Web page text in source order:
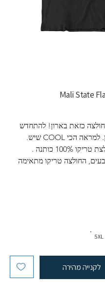
כזאת בארון! להתחדש
עם חולצת טריקו בשילוב הדפס שנון. למראה הכי COOL שיש.
איכות בד גבוהה. מגע נעים לגוף. חולצת טריקו 100% כותנה .
החולצה טריקו מתאימה
5XL
לקנייה מהירה